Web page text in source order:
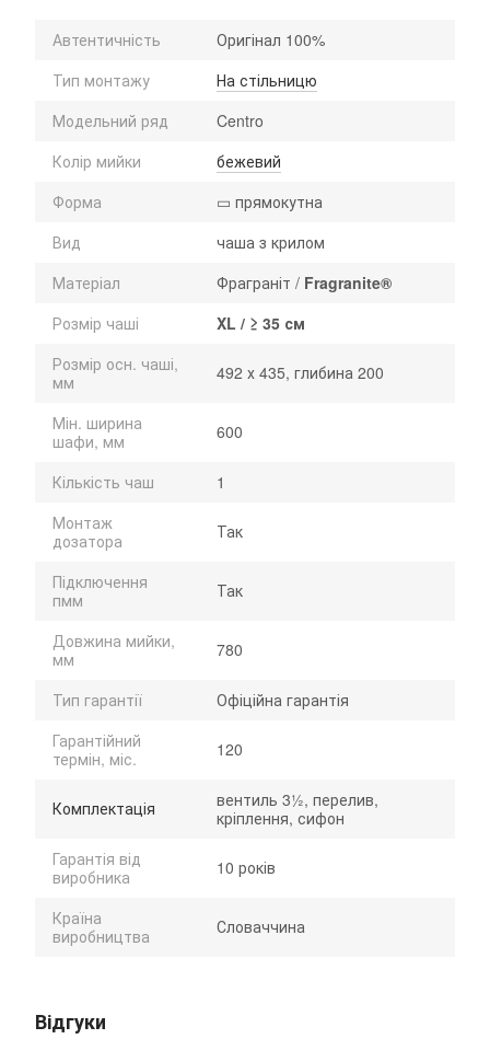
Автентичність
Оригінал 100%
Тип монтажу
На стільницю
Модельний ряд
Centro
Колір мийки
бежевий
Форма
▭ прямокутна
Вид
чаша з крилом
Матеріал
Фраграніт / Fragranite®
Розмір чаші
XL / ≥ 35 см
Розмір осн. чаші,
мм
492 х 435, глибина 200
Мін. ширина
шафи, мм
600
Кількість чаш
1
Монтаж
дозатора
Так
Підключення
пмм
Так
Довжина мийки,
мм
780
Тип гарантії
Офіційна гарантія
Гарантійний
термін, міс.
120
Комплектація
вентиль 3½, перелив,
кріплення, сифон
Гарантія від
виробника
10 років
Країна
виробництва
Словаччина
Відгуки